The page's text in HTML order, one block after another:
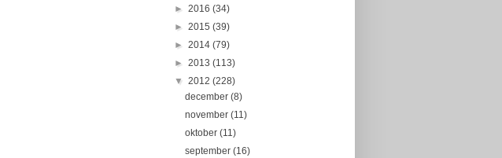
► 2016 (34)
► 2015 (39)
► 2014 (79)
► 2013 (113)
▼ 2012 (228)
december(8)
november(11)
oktober(11)
september(16)